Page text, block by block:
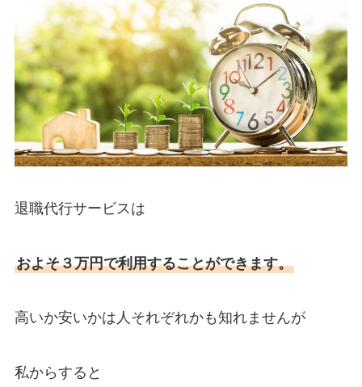
退職代行サービスは
およそ３万円で利用することができます。
高いか安いかは人それぞれかも知れませんが
私からすると